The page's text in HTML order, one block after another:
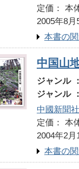
定価：
2005年8月
本書の
中国山
ジャンル
ジャンル
中國新聞社
定価：
2004年2月
本書の